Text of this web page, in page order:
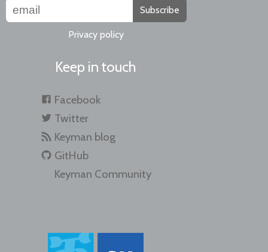
Subscribe
Privacy policy
Keep in touch
Facebook
Twitter
Keyman blog
GitHub
Keyman Community